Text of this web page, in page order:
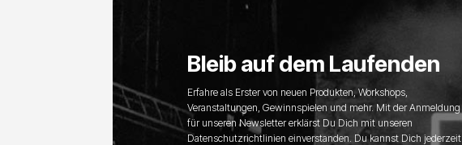
Bleib auf dem Laufenden
Erfahre als Erster von neuen Produkten, Workshops,
Veranstaltungen, Gewinnspielen und mehr. Mit der Anmeldung
für unseren Newsletter erklärst Du Dich mit unseren
Datenschutzrichtlinien einverstanden. Du kannst Dich jederzeit